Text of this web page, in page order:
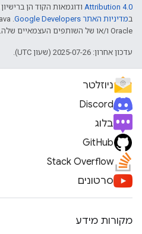
Attribution 4.0 ודוגמאות הקוד הן ברישיון
במדיניות האתר Google Developers‏
Oracle ו/או של השותפים העצמאיים שלה.
עדכון אחרון: 2025-07-26 (שעון UTC).
ניוזלטר
Discord
בלוג
GitHub
Stack Overflow
סרטונים
מקורות מידע